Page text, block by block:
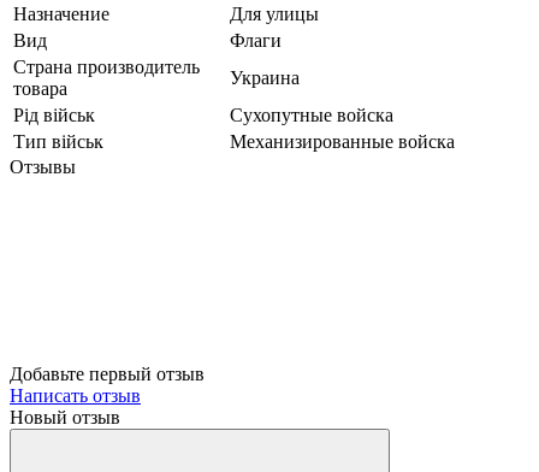
Назначение
Для улицы
Вид
Флаги
Страна производитель
товара
Украина
Рід військ
Сухопутные войска
Тип військ
Механизированные войска
Отзывы
Добавьте первый отзыв
Написать отзыв
Новый отзыв